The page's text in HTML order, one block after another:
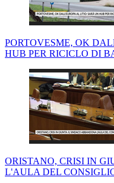
PORTOVESME, OK
HUB PER RICICLO DI
ORISTANO, CRISI IN
L'AULA DEL